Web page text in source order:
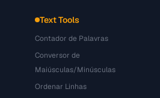
Text Tools
Contador de Palavras
Conversor de
Maiúsculas/Minúsculas
Ordenar Linhas